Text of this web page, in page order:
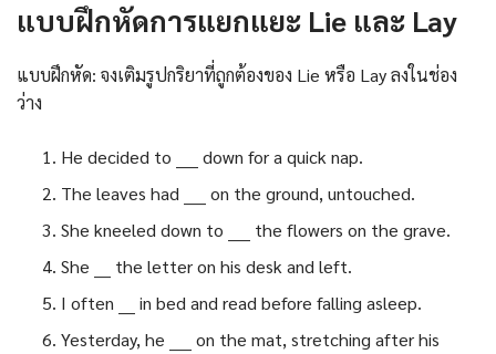
แบบฝึกหัดการแยกแยะ Lie และ Lay
แบบฝึกหัด: จงเติมรูปกริยาที่ถูกต้องของ Lie หรือ Lay ลงในช่อง
ว่าง
He decided to ____ down for a quick nap.
The leaves had ____ on the ground, untouched.
She kneeled down to ____ the flowers on the grave.
She ___ the letter on his desk and left.
I often ___ in bed and read before falling asleep.
Yesterday, he ____ on the mat, stretching after his